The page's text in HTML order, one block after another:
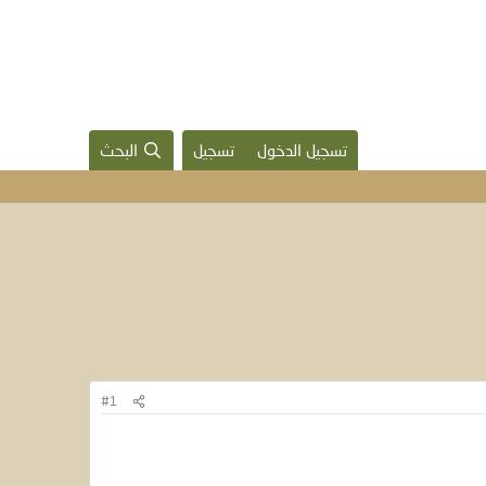
تسجيل الدخول تسجيل البحث
#1